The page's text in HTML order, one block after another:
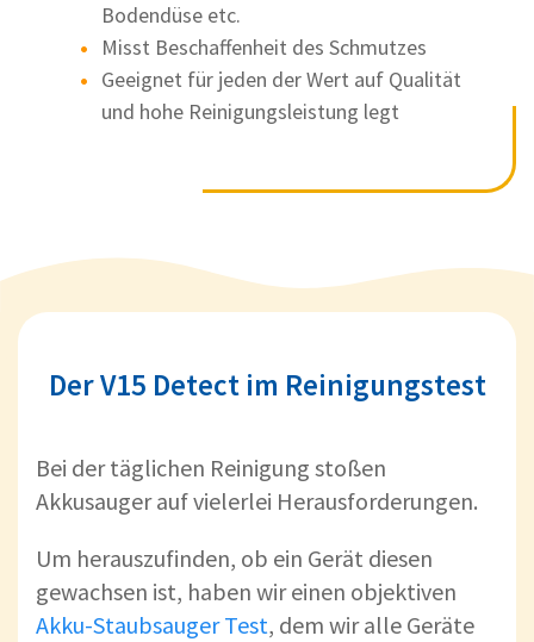
Bodendüse etc.
Misst Beschaffenheit des Schmutzes
Geeignet für jeden der Wert auf Qualität
und hohe Reinigungsleistung legt
Der V15 Detect im Reinigungstest
Bei der täglichen Reinigung stoßen
Akkusauger auf vielerlei Herausforderungen.
Um herauszufinden, ob ein Gerät diesen
gewachsen ist, haben wir einen objektiven
Akku-Staubsauger Test, dem wir alle Geräte